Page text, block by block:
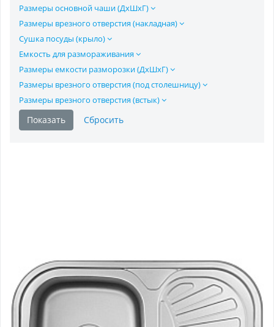
Размеры основной чаши (ДхШхГ)
Размеры врезного отверстия (накладная)
Сушка посуды (крыло)
Емкость для размораживания
Размеры емкости разморозки (ДхШхГ)
Размеры врезного отверстия (под столешницу)
Размеры врезного отверстия (встык)